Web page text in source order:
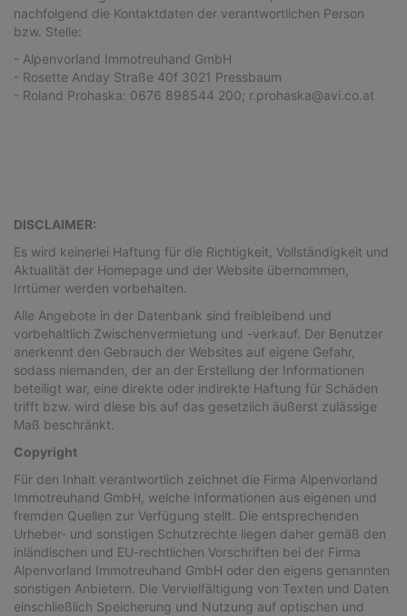
nachfolgend die Kontaktdaten der verantwortlichen Person
bzw. Stelle:
- Alpenvorland Immotreuhand GmbH
- Rosette Anday Straße 40f 3021 Pressbaum
- Roland Prohaska: 0676 898544 200; r.prohaska@avi.co.at
DISCLAIMER:
Es wird keinerlei Haftung für die Richtigkeit, Vollständigkeit und
Aktualität der Homepage und der Website übernommen,
Irrtümer werden vorbehalten.
Alle Angebote in der Datenbank sind freibleibend und
vorbehaltlich Zwischenvermietung und -verkauf. Der Benutzer
anerkennt den Gebrauch der Websites auf eigene Gefahr,
sodass niemanden, der an der Erstellung der Informationen
beteiligt war, eine direkte oder indirekte Haftung für Schäden
trifft bzw. wird diese bis auf das gesetzlich äußerst zulässige
Maß beschränkt.
Copyright
Für den Inhalt verantwortlich zeichnet die Firma Alpenvorland
Immotreuhand GmbH, welche Informationen aus eigenen und
fremden Quellen zur Verfügung stellt. Die entsprechenden
Urheber- und sonstigen Schutzrechte liegen daher gemäß den
inländischen und EU-rechtlichen Vorschriften bei der Firma
Alpenvorland Immotreuhand GmbH oder den eigens genannten
sonstigen Anbietern. Die Vervielfältigung von Texten und Daten
einschließlich Speicherung und Nutzung auf optischen und